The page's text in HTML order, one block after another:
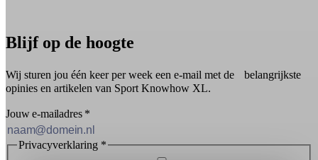
Blijf op de hoogte
Wij sturen jou één keer per week een e-mail met de belangrijkste
opinies en artikelen van Sport Knowhow XL.
Jouw e-mailadres *
Privacyverklaring *